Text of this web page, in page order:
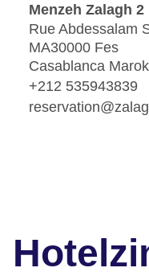
Menzeh Zalagh
Rue Abdessalam
MA30000 Fes
Casablanca
+212 535943839